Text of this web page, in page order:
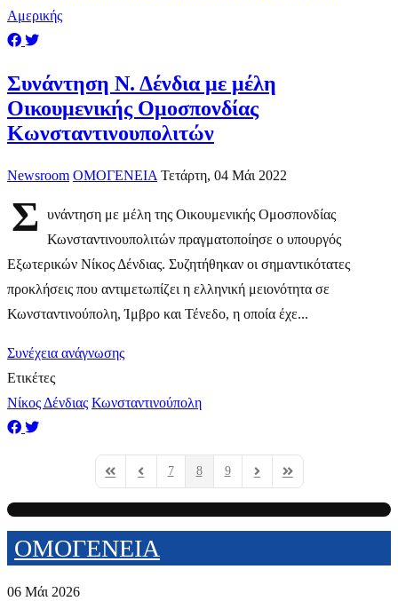
Αμερικής
Συνάντηση Ν. Δένδια με μέλη
Οικουμενικής Ομοσπονδίας
Κωνσταντινουπολιτών
Newsroom ΟΜΟΓΕΝΕΙΑ Τετάρτη, 04 Μάι 2022
Σ
υνάντηση με μέλη της Οικουμενικής Ομοσπονδίας
Κωνσταντινουπολιτών πραγματοποίησε ο υπουργός
Εξωτερικών Νίκος Δένδιας. Συζητήθηκαν οι σημαντικότατες
προκλήσεις που αντιμετωπίζει η ελληνική μειονότητα σε
Κωνσταντινούπολη, Ίμβρο και Τένεδο, η οποία έχε...
Συνέχεια ανάγνωσης
Ετικέτες
Νίκος Δένδιας Κωνσταντινούπολη
First PagePrevious Page
7 8 9
Next PageLast Page
ΟΜΟΓΕΝΕΙΑ
06 Μάι 2026